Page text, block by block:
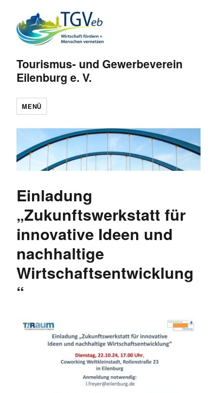
Tourismus- und Gewerbeverein
Eilenburg e. V.
MENÜ
Einladung
„Zukunftswerkstatt für
innovative Ideen und
nachhaltige
Wirtschaftsentwicklung
“